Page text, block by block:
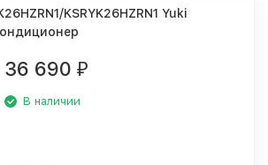
KSRYK26HZRN1 Yuki
36 690 ₽
В наличии